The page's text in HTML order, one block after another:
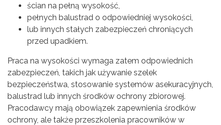
ścian na pełną wysokość,
pełnych balustrad o odpowiedniej wysokości,
lub innych stałych zabezpieczeń chroniących
przed upadkiem.
Praca na wysokości wymaga zatem odpowiednich
zabezpieczeń, takich jak używanie szelek
bezpieczeństwa, stosowanie systemów asekuracyjnych,
balustrad lub innych środków ochrony zbiorowej.
Pracodawcy mają obowiązek zapewnienia środków
ochrony, ale także przeszkolenia pracowników w